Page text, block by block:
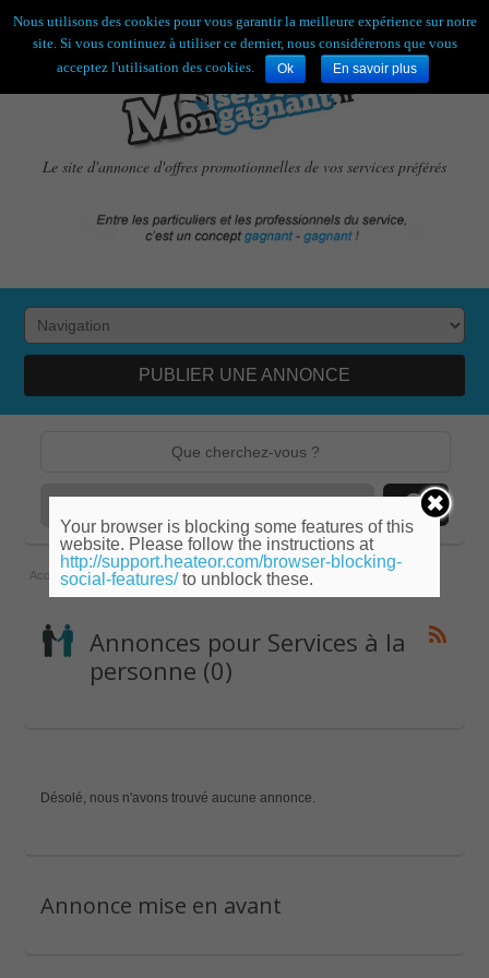
Bienvenue,visiteur ![S'enregistrer|Connexion]
Le site d'annonce d'offres promotionnelles de vos services préférés
PUBLIER UNE ANNONCE
Accueil » Picardie » Somme » Services à la personne
Annonces pour Services à la
personne (0)
Désolé, nous n'avons trouvé aucune annonce.
Annonce mise en avant
Nous utilisons des cookies pour vous garantir la meilleure expérience sur notre
site. Si vous continuez à utiliser ce dernier, nous considérerons que vous
acceptez l'utilisation des cookies.
Ok En savoir plus
Your browser is blocking some features of this
website. Please follow the instructions at
http://support.heateor.com/browser-blocking-
social-features/to unblock these.